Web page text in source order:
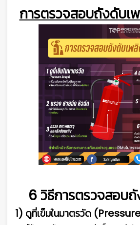
การตรวจสอบถังดับเ
6 วิธีการตรวจสอบ
1) ดูที่เข็มในมาตรวัด